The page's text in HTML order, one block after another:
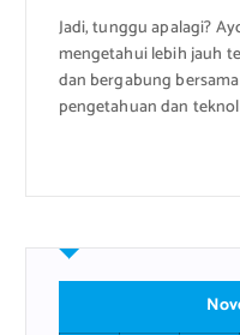
Jadi, tunggu apalagi?
mengetahui lebih jauh
dan bergabung
pengetahuan dan